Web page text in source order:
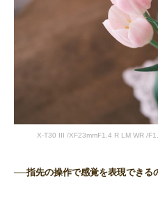
X-T30 III /XF23mmF1.4 R LM WR /
──指先の操作で感覚を表現できる